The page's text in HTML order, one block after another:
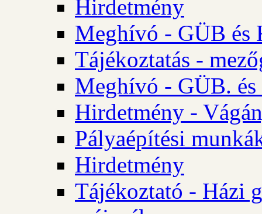
Hirdetmény
Meghívó - GÜB és
Tájékoztatás -
Meghívó - GÜB.
Hirdetmény -
Pályaépítési
Hirdetmény
Tájékoztató - Házi